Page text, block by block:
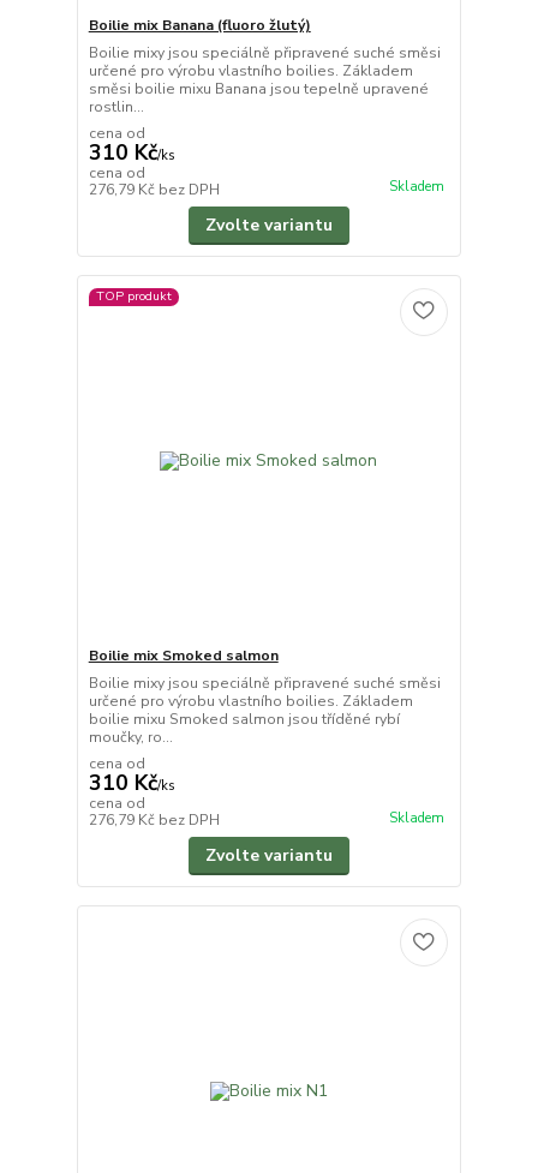
Boilie mix Banana (fluoro žlutý)
Boilie mixy jsou speciálně připravené suché směsi
určené pro výrobu vlastního boilies. Základem
směsi boilie mixu Banana jsou tepelně upravené
rostlin...
cena od
310 Kč/ks
cena od
276,79 Kč bez DPH Skladem
Zvolte variantu
TOP produkt
Boilie mix Smoked salmon
Boilie mixy jsou speciálně připravené suché směsi
určené pro výrobu vlastního boilies. Základem
boilie mixu Smoked salmon jsou tříděné rybí
moučky, ro...
cena od
310 Kč/ks
cena od
276,79 Kč bez DPH Skladem
Zvolte variantu